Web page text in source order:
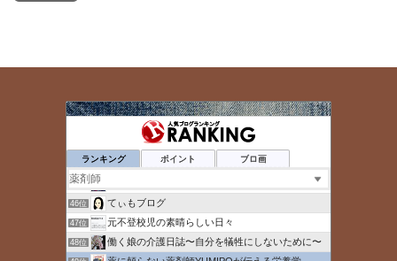
ランキング ポイント ブロ画
ゆとりのレベル上げブログ
ダンサー薬剤師のあれこれ
44位 薬局 福岡で独立したい
45位
46位 てぃもブログ
47位 元不登校児の素晴らしい日々
48位 働く娘の介護日誌〜自分を犠牲にしないために〜